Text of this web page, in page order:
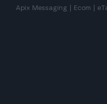
Apix Messaging Ecom